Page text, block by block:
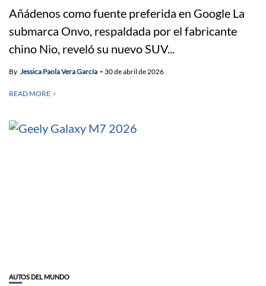
Añádenos como fuente preferida en Google La
submarca Onvo, respaldada por el fabricante
chino Nio, reveló su nuevo SUV...
By Jessica Paola Vera García 30 de abril de 2026
READ MORE
AUTOS DEL MUNDO